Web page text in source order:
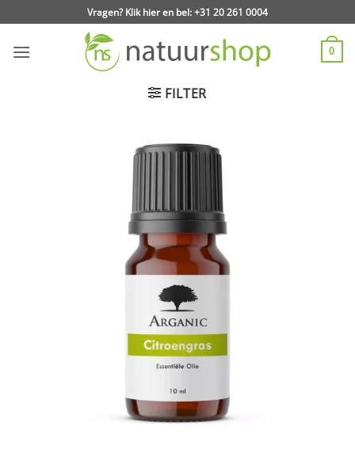
naar
inhoud
Vragen? Klik hier en bel: +31 20 261 0004
0
FILTER